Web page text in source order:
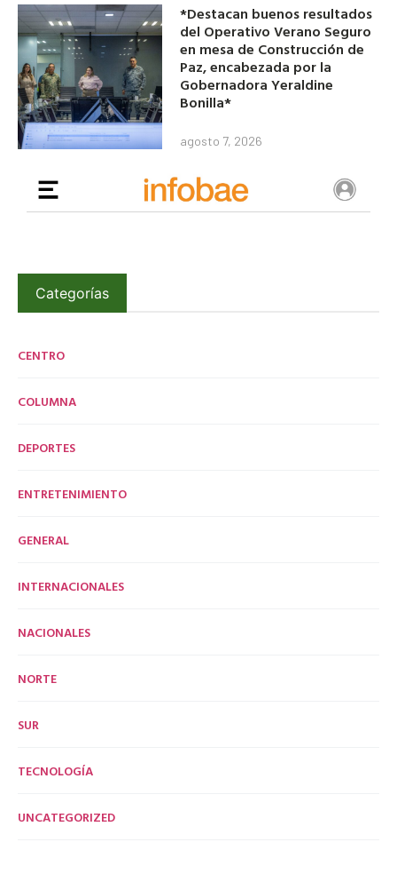
*Destacan buenos resultados
del Operativo Verano Seguro
en mesa de Construcción de
Paz, encabezada por la
Gobernadora Yeraldine
Bonilla*
agosto 7, 2026
Categorías
CENTRO
COLUMNA
DEPORTES
ENTRETENIMIENTO
GENERAL
INTERNACIONALES
NACIONALES
NORTE
SUR
TECNOLOGÍA
UNCATEGORIZED